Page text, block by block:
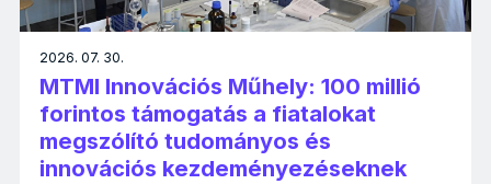
2026. 07. 30.
MTMI Innovációs Műhely: 100 millió
forintos támogatás a fiatalokat
megszólító tudományos és
innovációs kezdeményezéseknek